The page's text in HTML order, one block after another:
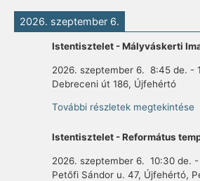
2026. szeptember 6.
Istentisztelet - Mályváskerti
2026. szeptember 6. 8:45 de. -
Debreceni út 186, Újfehértó
További részletek megtekintése
Istentisztelet - Református
2026. szeptember 6. 10:30 de. -
Petőfi Sándor u. 47, Újfehértó,